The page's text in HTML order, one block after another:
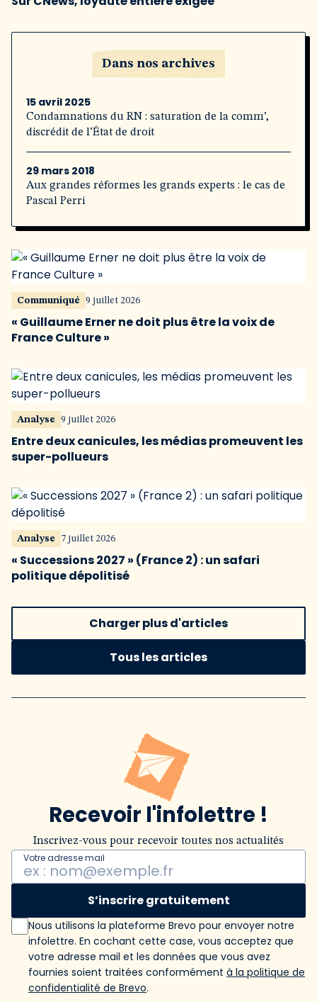
Dans nos archives
15 avril 2025
Condamnations du RN : saturation de la comm’,
discrédit de l’État de droit
29 mars 2018
Aux grandes réformes les grands experts : le cas de
Pascal Perri
Communiqué 9 juillet 2026
« Guillaume Erner ne doit plus être la voix de
France Culture »
Analyse 9 juillet 2026
Entre deux canicules, les médias promeuvent les
super-pollueurs
Analyse 7 juillet 2026
« Successions 2027 » (France 2) : un safari
politique dépolitisé
Charger plus d'articles
Tous les articles
Recevoir l'infolettre !
Inscrivez-vous pour recevoir toutes nos actualités
Votre adresse mail
S’inscrire gratuitement
Nous utilisons la plateforme Brevo pour envoyer notre
infolettre. En cochant cette case, vous acceptez que
votre adresse mail et les données que vous avez
fournies soient traitées conformément à la politique de
confidentialité de Brevo.